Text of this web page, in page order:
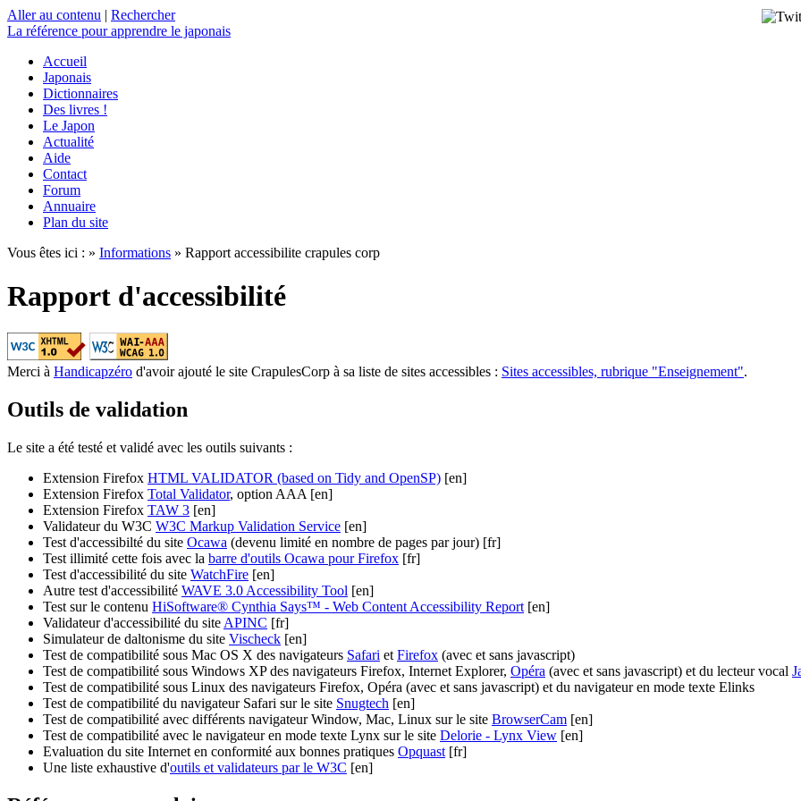
Aller au contenu | Rechercher
La référence pour apprendre le japonais
Accueil
Japonais
Dictionnaires
Des livres !
Le Japon
Actualité
Aide
Contact
Forum
Annuaire
Plan du site
Vous êtes ici : » Informations » Rapport accessibilite crapules corp
Rapport d'accessibilité
Merci à Handicapzéro d'avoir ajouté le site CrapulesCorp à sa liste de sites accessibles : Sites accessibles, rubrique "Enseignement".
Outils de validation
Le site a été testé et validé avec les outils suivants :
Extension Firefox HTML VALIDATOR (based on Tidy and OpenSP) [en]
Extension Firefox Total Validator, option AAA [en]
Extension Firefox TAW 3 [en]
Validateur du W3C W3C Markup Validation Service [en]
Test d'accessibilté du site Ocawa (devenu limité en nombre de pages par jour) [fr]
Test illimité cette fois avec la barre d'outils Ocawa pour Firefox [fr]
Test d'accessibilité du site WatchFire [en]
Autre test d'accessibilité WAVE 3.0 Accessibility Tool [en]
Test sur le contenu HiSoftware® Cynthia Says™ - Web Content Accessibility Report [en]
Validateur d'accessibilité du site APINC [fr]
Simulateur de daltonisme du site Vischeck [en]
Test de compatibilité sous Mac OS X des navigateurs Safari et Firefox (avec et sans javascript)
Test de compatibilité sous Windows XP des navigateurs Firefox, Internet Explorer, Opéra (avec et sans javascript) et du lecteur vocal
Test de compatibilité sous Linux des navigateurs Firefox, Opéra (avec et sans javascript) et du navigateur en mode texte Elinks
Test de compatibilité du navigateur Safari sur le site Snugtech [en]
Test de compatibilité avec différents navigateur Window, Mac, Linux sur le site BrowserCam [en]
Test de compatibilité avec le navigateur en mode texte Lynx sur le site Delorie - Lynx View [en]
Evaluation du site Internet en conformité aux bonnes pratiques Opquast [fr]
Une liste exhaustive d'outils et validateurs par le W3C [en]